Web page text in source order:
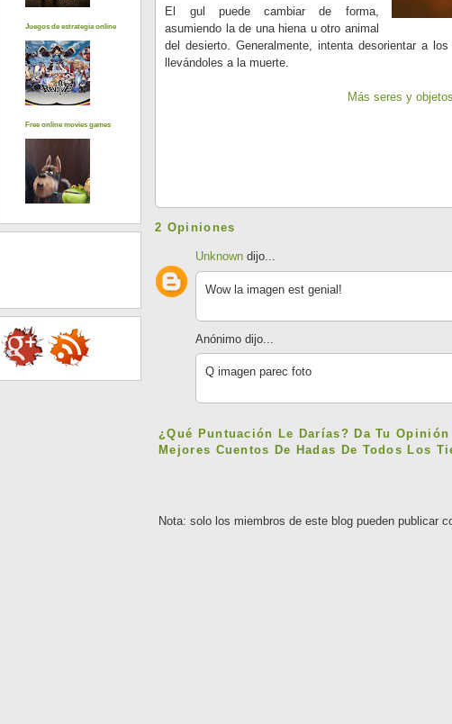
El gul puede cambiar de forma,
asumiendo la de una hiena u otro animal
del desierto. Generalmente, intenta desorientar a
llevándoles a la muerte.
Más seres y
2 Opiniones
Unknown dijo...
Wow la imagen est genial!
Anónimo dijo...
Q imagen parec foto
¿Qué Puntuación Le Darías? Da Tu
Mejores Cuentos De Hadas De Todos Los
Nota: solo los miembros de este blog pueden publicar
Juegos de estrategia online
Free online movies games